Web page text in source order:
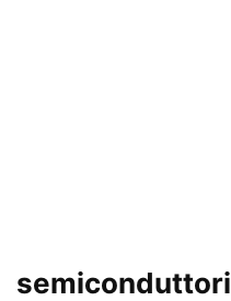
semiconduttori